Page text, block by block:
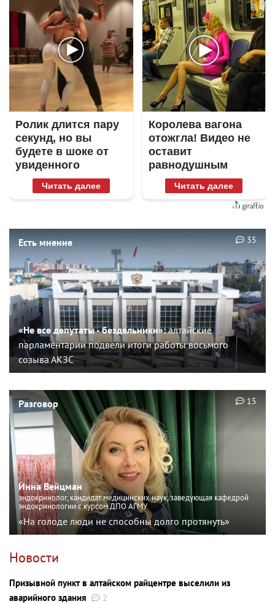
Ролик длится пару
секунд, но вы
будете в шоке от
увиденного
Читать далее
Королева вагона
отожгла! Видео не
оставит
равнодушным
Читать далее
Есть мнение
«Не все депутаты - бездельники»:алтайские
парламентарии подвели итоги работы восьмого
созыва АКЗС
35
Разговор
Инна Вейцман
эндокринолог, кандидат медицинских наук, заведующая кафедрой
эндокринологии с курсом ДПО АГМУ
«На голоде люди не способны долго протянуть»
15
Новости
Призывной пункт в алтайском райцентре выселили из
аварийного здания
2